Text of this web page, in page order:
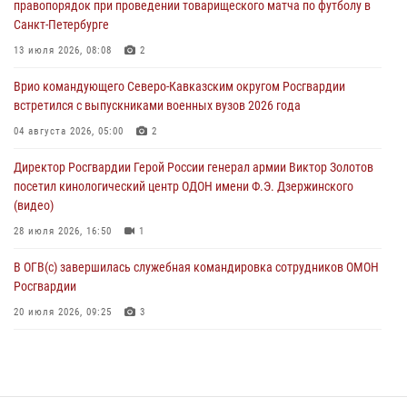
08 августа 2026, 06:32 1
Спецназ Росгвардии в Марий Эл почтил память товарища на
08 августа 2026, 06:15 9
День физкультурника в Уральском округе Росгвардии отметили
08 августа 2026, 06:03
правопорядок при проведении товарищеского матча по футболу в
Санкт-Петербурге
13 июля 2026, 08:08 2
Врио командующего Северо-Кавказским округом Росгвардии
встретился с выпускниками военных вузов 2026 года
04 августа 2026, 05:00 2
Директор Росгвардии Герой России генерал армии Виктор Золотов
посетил кинологический центр ОДОН имени Ф.Э. Дзержинского
(видео)
28 июля 2026, 16:50 1
В ОГВ(с) завершилась служебная командировка сотрудников ОМОН
Росгвардии
20 июля 2026, 09:25 3